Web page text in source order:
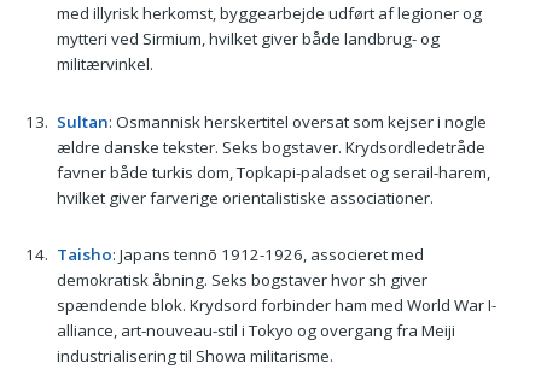
med illyrisk herkomst, byggearbejde udført af legioner og
mytteri ved Sirmium, hvilket giver både landbrug- og
militærvinkel.
Sultan: Osmannisk herskertitel oversat som kejser i nogle
ældre danske tekster. Seks bogstaver. Krydsordledetråde
favner både turkis dom, Topkapi-paladset og serail-harem,
hvilket giver farverige orientalistiske associationer.
Taisho: Japans tennō 1912-1926, associeret med
demokratisk åbning. Seks bogstaver hvor sh giver
spændende blok. Krydsord forbinder ham med World War I-
alliance, art-nouveau-stil i Tokyo og overgang fra Meiji
industrialisering til Showa militarisme.